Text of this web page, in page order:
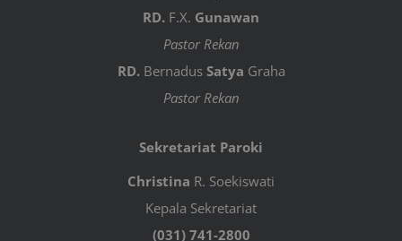
RD. F.X. Gunawan
Pastor Rekan
RD.Bernadus Satya Graha
Pastor Rekan
Sekretariat Paroki
Christina R. Soekiswati
Kepala Sekretariat
(031) 741-2800